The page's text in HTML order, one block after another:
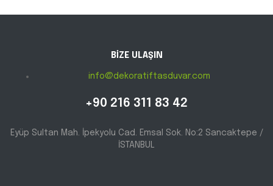
BİZE ULAŞIN
info@dekoratiftasduvar.com
+90 216 311 83 42
Eyüp Sultan Mah. İpekyolu Cad. Emsal Sok. No:2 Sancaktepe /
İSTANBUL